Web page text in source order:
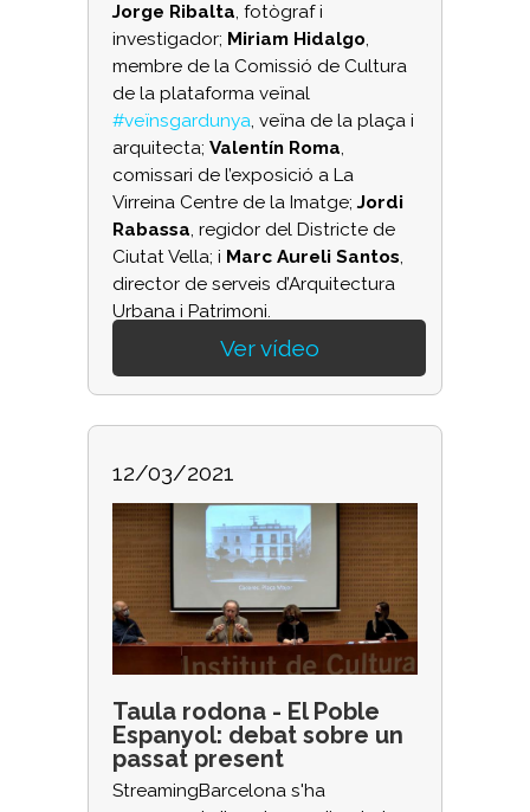
Jorge Ribalta, fotògraf i
investigador; Miriam Hidalgo,
membre de la Comissió de Cultura
de la plataforma veïnal
#veïnsgardunya, veïna de la plaça i
arquitecta; Valentín Roma,
comissari de l’exposició a La
Virreina Centre de la Imatge;Jordi
Rabassa, regidor del Districte de
Ciutat Vella; i Marc Aureli Santos,
director de serveis d’Arquitectura
Urbana i Patrimoni.
Ver vídeo
12/03/2021
Taula rodona - El Poble
Espanyol: debat sobre un
passat present
StreamingBarcelona s'ha